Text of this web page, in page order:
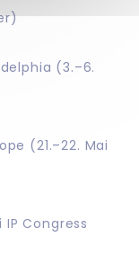
(3.–6.
(21.–22. Mai
Congress